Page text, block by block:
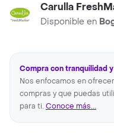
Carulla
Disponible en
Compra con tranquilidad
Nos enfocamos en
compras y que puedas
para ti. Conoce más...